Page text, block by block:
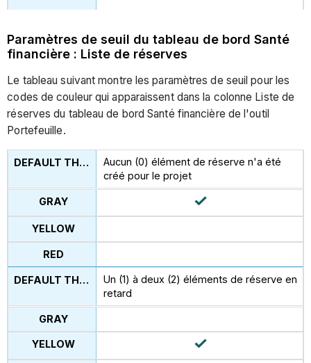
Paramètres de seuil du tableau de bord Santé
financière : Liste de réserves
Le tableau suivant montre les paramètres de seuil pour les
codes de couleur qui apparaissent dans la colonne Liste de
réserves du tableau de bord Santé financière de l'outil
Portefeuille.
Aucun (0) élément de réserve n'a été
créé pour le projet
Un (1) à deux (2) éléments de réserve en
retard